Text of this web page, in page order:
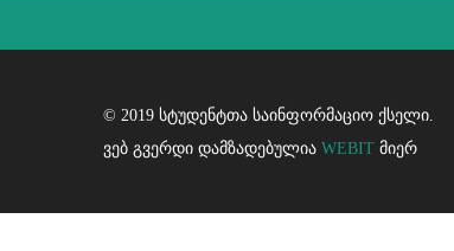
© 2019 სტუდენტთა საინფორმაციო ქსელი.
ვებ გვერდი დამზადებულია WEBIT მიერ